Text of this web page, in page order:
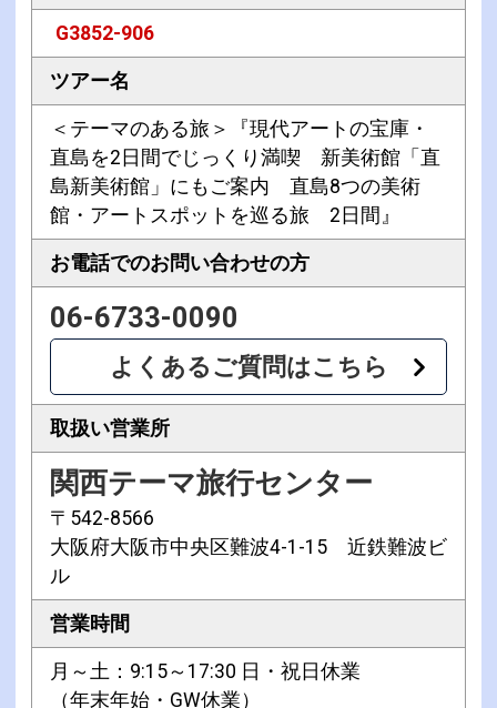
G3852-906
ツアー名
＜テーマのある旅＞『現代アートの宝庫・
直島を2日間でじっくり満喫 新美術館「直
島新美術館」にもご案内 直島8つの美術
館・アートスポットを巡る旅 2日間』
お電話でのお問い合わせの方
06-6733-0090
よくあるご質問はこちら
取扱い営業所
関西テーマ旅行センター
〒542-8566
大阪府大阪市中央区難波4-1-15 近鉄難波ビ
ル
営業時間
月～土：9:15～17:30 日・祝日休業
（年末年始・GW休業）